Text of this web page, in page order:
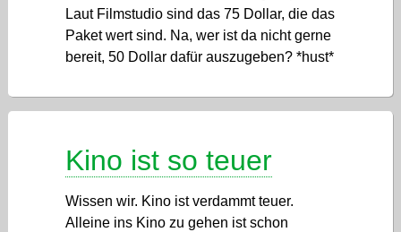
Laut Filmstudio sind das 75 Dollar, die das
Paket wert sind. Na, wer ist da nicht gerne
bereit, 50 Dollar dafür auszugeben? *hust*
Kino ist so teuer
Wissen wir. Kino ist verdammt teuer.
Alleine ins Kino zu gehen ist schon